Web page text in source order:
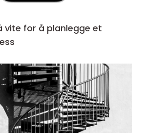
vite for å planlegge et